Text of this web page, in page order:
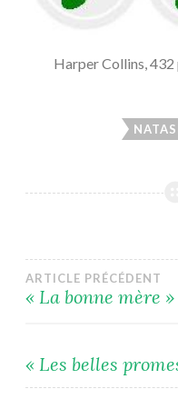
Harper Collins, 432
l’article
ARTICLE PRÉCÉDENT
« La bonne mère
« Les belles